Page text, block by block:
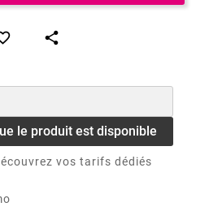

le produit est disponible
vos tarifs dédiés